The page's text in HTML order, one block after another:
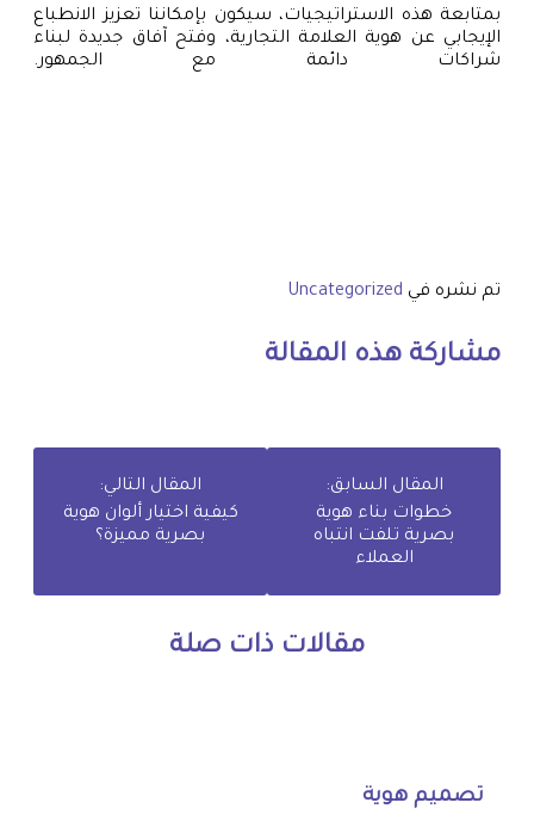
بمتابعة هذه الاستراتيجيات، سيكون بإمكاننا تعزيز الانطباع
الإيجابي عن هوية العلامة التجارية، وفتح آفاق جديدة لبناء
شراكات دائمة مع الجمهور.
تم نشره في Uncategorized
مشاركة هذه المقالة
المقال السابق:
خطوات بناء هوية
بصرية تلفت انتباه
العملاء
المقال التالي:
كيفية اختيار ألوان هوية
بصرية مميزة؟
مقالات ذات صلة
تصميم هوية